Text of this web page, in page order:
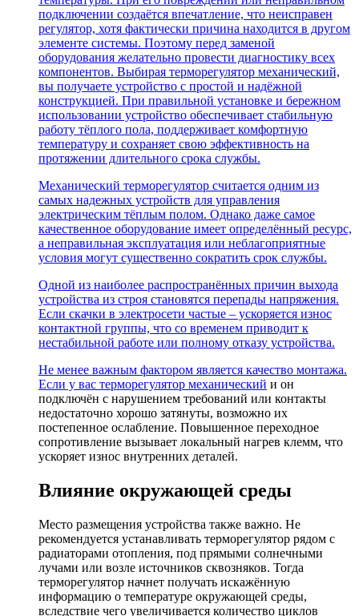
подключении создаётся впечатление, что неисправен
регулятор, хотя фактически причина находится в другом
элементе системы. Поэтому перед заменой
оборудования желательно провести диагностику всех
компонентов. Выбирая терморегулятор механический,
вы получаете устройство с простой и надёжной
конструкцией. При правильной установке и бережном
использовании устройство обеспечивает стабильную
работу тёплого пола, поддерживает комфортную
температуру и сохраняет свою эффективность на
протяжении длительного срока службы.
Механический терморегулятор считается одним из
самых надежных устройств для управления
электрическим тёплым полом. Однако даже самое
качественное оборудование имеет определённый ресурс,
а неправильная эксплуатация или неблагоприятные
условия могут существенно сократить срок службы.
Одной из наиболее распространённых причин выхода
устройства из строя становятся перепады напряжения.
Если скачки в электросети частые – ускоряется износ
контактной группы, что со временем приводит к
нестабильной работе или полному отказу устройства.
Не менее важным фактором является качество монтажа.
Если у вас терморегулятор механический и он
подключён с нарушением требований или контакты
недостаточно хорошо затянуты, возможно их
постепенное ослабление. Повышенное переходное
сопротивление вызывает локальный нагрев клемм, что
ускоряет износ внутренних деталей.
Влияние окружающей среды
Место размещения устройства также важно. Не
рекомендуется устанавливать терморегулятор рядом с
радиаторами отопления, под прямыми солнечными
лучами или возле источников сквозняков. Тогда
терморегулятор начнет получать искажённую
информацию о температуре окружающей среды,
вследствие чего увеличивается количество циклов